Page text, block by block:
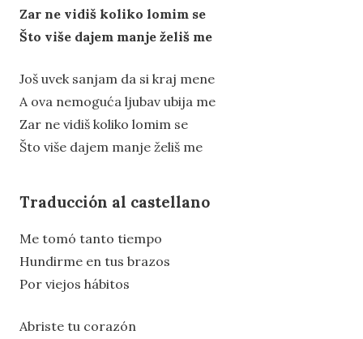
Zar ne vidiš koliko lomim se
Što više dajem manje želiš me
Još uvek sanjam da si kraj mene
A ova nemoguća ljubav ubija me
Zar ne vidiš koliko lomim se
Što više dajem manje želiš me
Traducción al castellano
Me tomó tanto tiempo
Hundirme en tus brazos
Por viejos hábitos
Abriste tu corazón